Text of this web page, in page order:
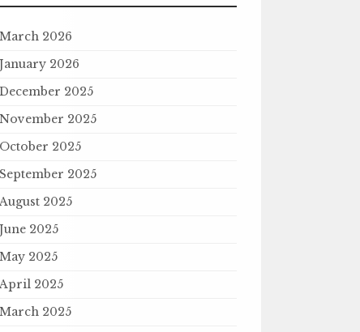
March 2026
January 2026
December 2025
November 2025
October 2025
September 2025
August 2025
June 2025
May 2025
April 2025
March 2025